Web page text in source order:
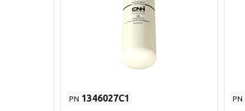
PN 1346027C1
PN